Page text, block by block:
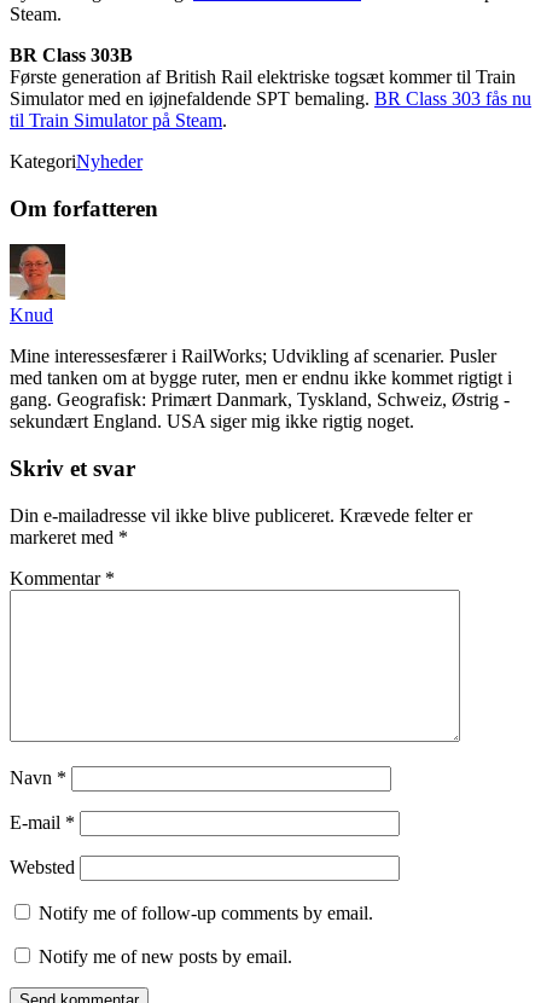
Steam.
BR Class 303B
Første generation af British Rail elektriske togsæt kommer til Train
Simulator med en iøjnefaldende SPT bemaling. BR Class 303 fås nu
til Train Simulator på Steam.
KategoriNyheder
Om forfatteren
Knud
Mine interessesfærer i RailWorks; Udvikling af scenarier. Pusler
med tanken om at bygge ruter, men er endnu ikke kommet rigtigt i
gang. Geografisk: Primært Danmark, Tyskland, Schweiz, Østrig -
sekundært England. USA siger mig ikke rigtig noget.
Skriv et svar
Din e-mailadresse vil ikke blive publiceret. Krævede felter er
markeret med *
Kommentar *
Navn *
E-mail *
Websted
Notify me of follow-up comments by email.
Notify me of new posts by email.